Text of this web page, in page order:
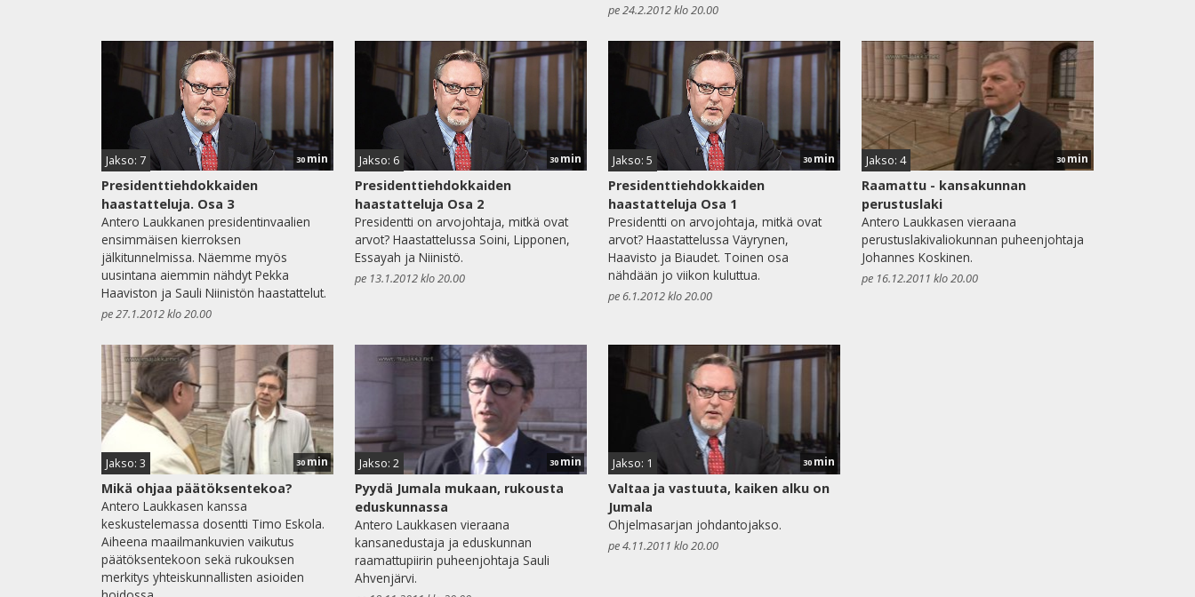
pe 24.2.2012 klo 20.00
Jakso: 7 30 min
Presidenttiehdokkaiden
haastatteluja. Osa 3
Antero Laukkanen presidentinvaalien
ensimmäisen kierroksen
jälkitunnelmissa. Näemme myös
uusintana aiemmin nähdyt Pekka
Haaviston ja Sauli Niinistön haastattelut.
pe 27.1.2012 klo 20.00
Jakso: 6 30 min
Presidenttiehdokkaiden
haastatteluja Osa 2
Presidentti on arvojohtaja, mitkä ovat
arvot? Haastattelussa Soini, Lipponen,
Essayah ja Niinistö.
pe 13.1.2012 klo 20.00
Jakso: 5 30 min
Presidenttiehdokkaiden
haastatteluja Osa 1
Presidentti on arvojohtaja, mitkä ovat
arvot? Haastattelussa Väyrynen,
Haavisto ja Biaudet. Toinen osa
nähdään jo viikon kuluttua.
pe 6.1.2012 klo 20.00
Jakso: 4 30 min
Raamattu - kansakunnan
perustuslaki
Antero Laukkasen vieraana
perustuslakivaliokunnan puheenjohtaja
Johannes Koskinen.
pe 16.12.2011 klo 20.00
Jakso: 3 30min
Mikä ohjaa päätöksentekoa?
Antero Laukkasen kanssa
keskustelemassa dosentti Timo Eskola.
Aiheena maailmankuvien vaikutus
päätöksentekoon sekä rukouksen
merkitys yhteiskunnallisten asioiden
Jakso: 2 30 min
Pyydä Jumala mukaan, rukousta
eduskunnassa
Antero Laukkasen vieraana
kansanedustaja ja eduskunnan
raamattupiirin puheenjohtaja Sauli
Ahvenjärvi.
Jakso: 1 30 min
Valtaa ja vastuuta, kaiken alku on
Jumala
Ohjelmasarjan johdantojakso.
pe 4.11.2011 klo 20.00